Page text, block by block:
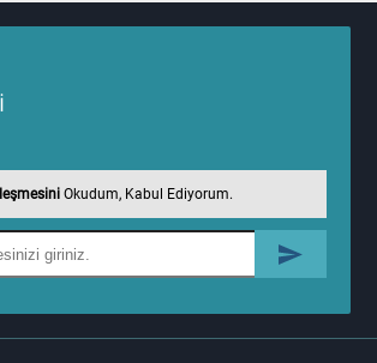
Okudum, Kabul Ediyorum.